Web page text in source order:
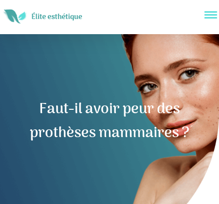
Faut-il avoir peur des
prothèses mammaires ?